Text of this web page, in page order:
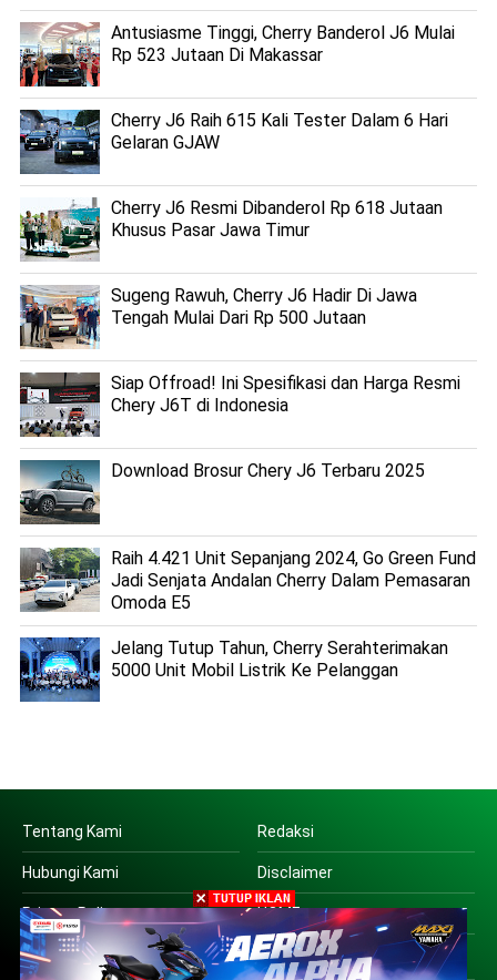
Antusiasme Tinggi, Cherry Banderol J6 Mulai
Rp 523 Jutaan Di Makassar
Cherry J6 Raih 615 Kali Tester Dalam 6 Hari
Gelaran GJAW
Cherry J6 Resmi Dibanderol Rp 618 Jutaan
Khusus Pasar Jawa Timur
Sugeng Rawuh, Cherry J6 Hadir Di Jawa
Tengah Mulai Dari Rp 500 Jutaan
Siap Offroad! Ini Spesifikasi dan Harga Resmi
Chery J6T di Indonesia
Download Brosur Chery J6 Terbaru 2025
Raih 4.421 Unit Sepanjang 2024, Go Green Fund
Jadi Senjata Andalan Cherry Dalam Pemasaran
Omoda E5
Jelang Tutup Tahun, Cherry Serahterimakan
5000 Unit Mobil Listrik Ke Pelanggan
Tentang Kami Redaksi
Hubungi Kami Disclaimer
Privacy Policy HOME